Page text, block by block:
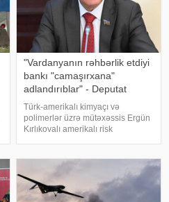
"Vardanyanın rəhbərlik etdiyi
bankı "camaşırxana"
adlandırıblar" - Deputat
Türk-amerikalı kimyaçı və
polimerlər üzrə mütəxəssis Ergün
Kırlıkovalı amerikalı risk
ünvanlayaraq, onun Ruben
Vardanyanı dəstəkləməsini və
Vardanyan həbsdə olduğu
müddətdə Bakıd